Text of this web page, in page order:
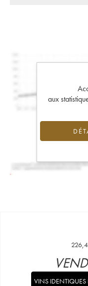
aux
VINS IDENTIQUES